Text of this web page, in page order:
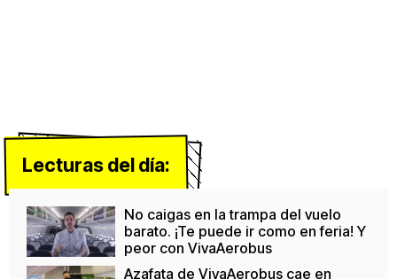
Lecturas del día:
No caigas en la trampa del vuelo
barato. ¡Te puede ir como en feria! Y
peor con VivaAerobus
Azafata de VivaAerobus cae en